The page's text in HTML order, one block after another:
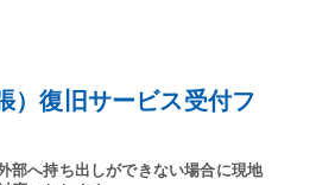
）復旧サービス受付フ
部へ持ち出しができない場合に現地